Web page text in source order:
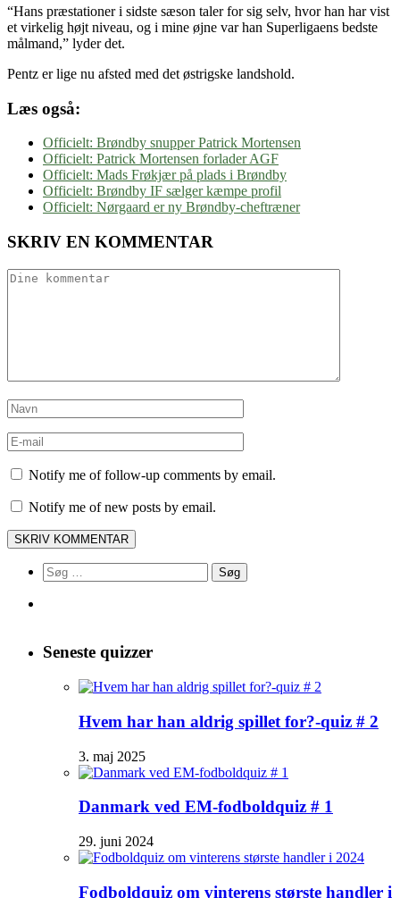
“Hans præstationer i sidste sæson taler for sig selv, hvor han har vist
et virkelig højt niveau, og i mine øjne var han Superligaens bedste
målmand,” lyder det.
Pentz er lige nu afsted med det østrigske landshold.
Læs også:
Officielt: Brøndby snupper Patrick Mortensen
Officielt: Patrick Mortensen forlader AGF
Officielt: Mads Frøkjær på plads i Brøndby
Officielt: Brøndby IF sælger kæmpe profil
Officielt: Nørgaard er ny Brøndby-cheftræner
SKRIV EN KOMMENTAR
Notify me of follow-up comments by email.
Notify me of new posts by email.
Søg
efter:
Seneste quizzer
Hvem har han aldrig spillet for?-quiz # 2
3. maj 2025
Danmark ved EM-fodboldquiz # 1
29. juni 2024
Fodboldquiz om vinterens største handler i